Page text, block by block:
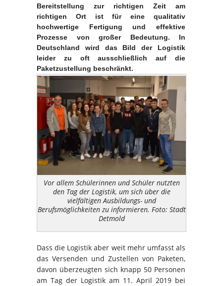
Bereitstellung zur richtigen Zeit am
richtigen Ort ist für eine qualitativ
hochwertige Fertigung und effektive
Prozesse von großer Bedeutung. In
Deutschland wird das Bild der Logistik
leider zu oft ausschließlich auf die
Paketzustellung beschränkt.
Vor allem Schülerinnen und Schüler nutzten
den Tag der Logistik, um sich über die
vielfältigen Ausbildungs- und
Berufsmöglichkeiten zu informieren. Foto: Stadt
Detmold
Dass die Logistik aber weit mehr umfasst als
das Versenden und Zustellen von Paketen,
davon überzeugten sich knapp 50 Personen
am Tag der Logistik am 11. April 2019 bei